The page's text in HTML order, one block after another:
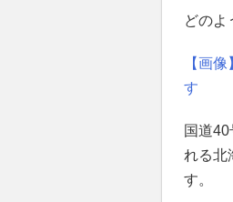
どのよ
【画
す
国道
れる北
す。